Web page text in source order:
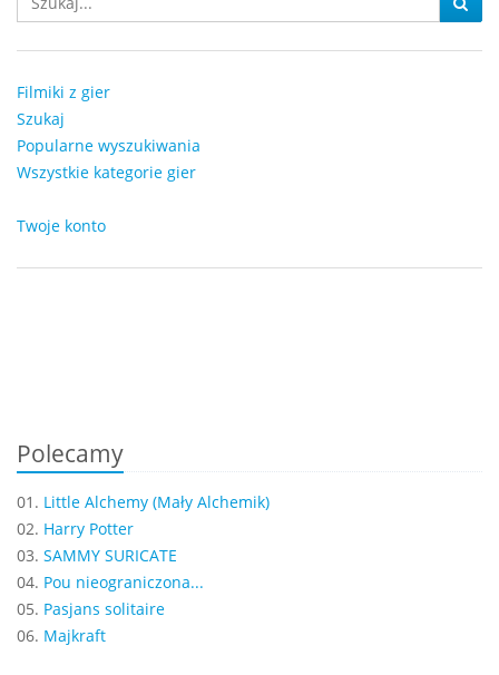
Filmiki z gier
Szukaj
Popularne wyszukiwania
Wszystkie kategorie gier
Twoje konto
Polecamy
01. Little Alchemy (Mały Alchemik)
02. Harry Potter
03. SAMMY SURICATE
04. Pou nieograniczona...
05. Pasjans solitaire
06. Majkraft